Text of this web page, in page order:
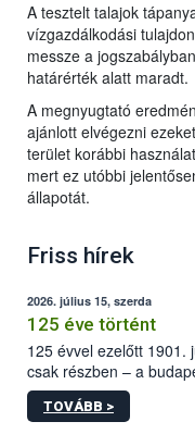
A tesztelt talajok
vízgazdálkodási
messze a
határérték alatt maradt.
A megnyugtató
ajánlott elvégezni
terület korábbi
mert ez utóbbi
állapotát.
Friss hírek
2026. július 15, szerda
125 éve történt
125 évvel ezelőtt 1901.
csak részben – a
állomás a Kis Rókus
tervezett új épületébe.
TOVÁBB >